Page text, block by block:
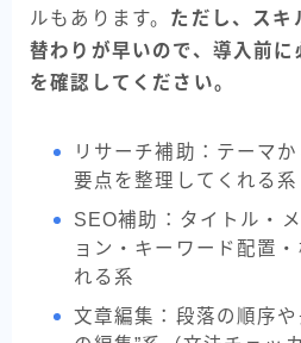
ルもあります。 ただし、スキ
替わりが早いので、導入前
を確認してください。
リサーチ補助：テーマ
要点を整理してくれる系
SEO補助：タイトル・
ョン・キーワード配置
れる系
文章編集：段落の順序